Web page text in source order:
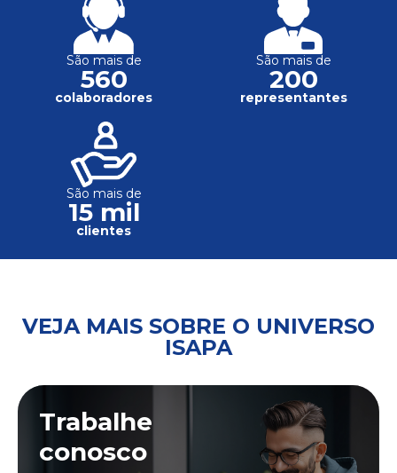
São mais de
560
colaboradores
São mais de
200
representantes
São mais de
15 mil
clientes
VEJA MAIS SOBRE O UNIVERSO
ISAPA
Trabalhe
conosco